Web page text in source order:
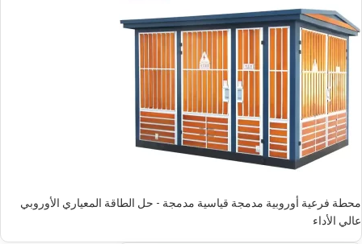
محطة فرعية أوروبية مدمجة قياسية مدمجة - حل الطاقة المعياري الأوروبي
عالي الأداء